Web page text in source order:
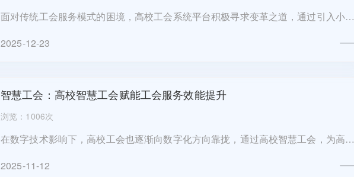
面对传统工会服务模式的困境，高校工会系统平台积极寻求变革之道，通过引入小程
务通道。首先，为了简化服务流程，方便教职工办公，高校..
2025-12-23
智慧工会：高校智慧工会赋能工会服务效能提升
浏览：1006次
在数字技术影响下，高校工会也逐渐向数字化方向靠拢，通过高校智慧工会，为高校
提升。高校智慧工会作为现代化高校工会服务会员的重要工..
2025-11-12